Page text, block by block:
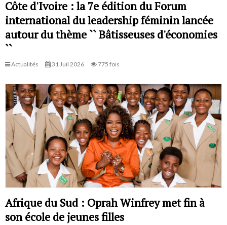
Côte d'Ivoire : la 7e édition du Forum
international du leadership féminin lancée
autour du thème `` Bâtisseuses d'économies
``
Actualités 31 Juil 2026 775 fois
Afrique du Sud : Oprah Winfrey met fin à
son école de jeunes filles